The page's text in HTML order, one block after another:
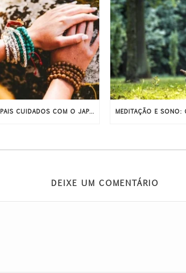
PRINCIPAIS CUIDADOS COM O JAPAMALA PARA ELE DURAR MAIS
DEIXE UM COMENTÁRIO